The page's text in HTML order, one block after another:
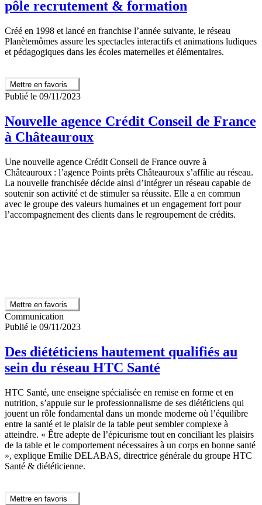
pôle recrutement & formation
Créé en 1998 et lancé en franchise l’année suivante, le réseau
Planètemômes assure les spectacles interactifs et animations ludiques
et pédagogiques dans les écoles maternelles et élémentaires.
Mettre en favoris
Publié le 09/11/2023
Nouvelle agence Crédit Conseil de France
à Châteauroux
Une nouvelle agence Crédit Conseil de France ouvre à
Châteauroux : l’agence Points prêts Châteauroux s’affilie au réseau.
La nouvelle franchisée décide ainsi d’intégrer un réseau capable de
soutenir son activité et de stimuler sa réussite. Elle a en commun
avec le groupe des valeurs humaines et un engagement fort pour
l’accompagnement des clients dans le regroupement de crédits.
Mettre en favoris
Communication
Publié le 09/11/2023
Des diététiciens hautement qualifiés au
sein du réseau HTC Santé
HTC Santé, une enseigne spécialisée en remise en forme et en
nutrition, s’appuie sur le professionnalisme de ses diététiciens qui
jouent un rôle fondamental dans un monde moderne où l’équilibre
entre la santé et le plaisir de la table peut sembler complexe à
atteindre. « Être adepte de l’épicurisme tout en conciliant les plaisirs
de la table et le comportement nécessaires à un corps en bonne santé
», explique Emilie DELABAS, directrice générale du groupe HTC
Santé & diététicienne.
Mettre en favoris